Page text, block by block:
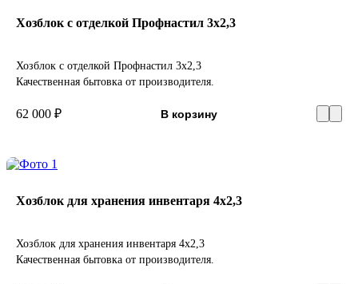
Хозблок с отделкой Профнастил 3х2,3
Хозблок с отделкой Профнастил 3х2,3
Качественная бытовка от производителя.
62 000 ₽ В корзину
Хозблок для хранения инвентаря 4х2,3
Хозблок для хранения инвентаря 4х2,3
Качественная бытовка от производителя.